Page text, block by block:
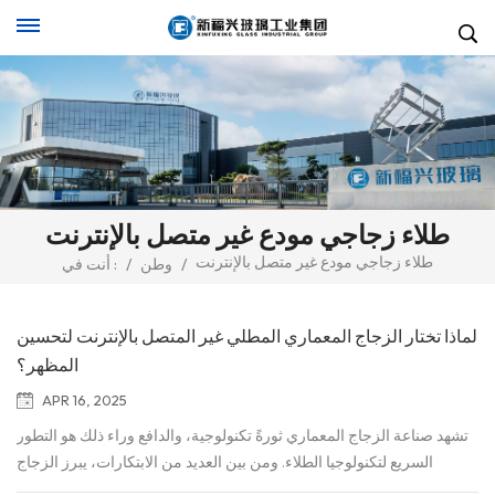
طلاء زجاجي مودع غير متصل بالإنترنت
أنت في : / وطن / طلاء زجاجي مودع غير متصل بالإنترنت
لماذا تختار الزجاج المعماري المطلي غير المتصل بالإنترنت لتحسين
المظهر؟
APR 16, 2025
تشهد صناعة الزجاج المعماري ثورةً تكنولوجية، والدافع وراء ذلك هو التطور
السريع لتكنولوجيا الطلاء. ومن بين العديد من الابتكارات، يبرز الزجاج
المعماري المطلي غير المتصل بالإنترنت، وأصبح محور اهتمام هذه الصناعة.